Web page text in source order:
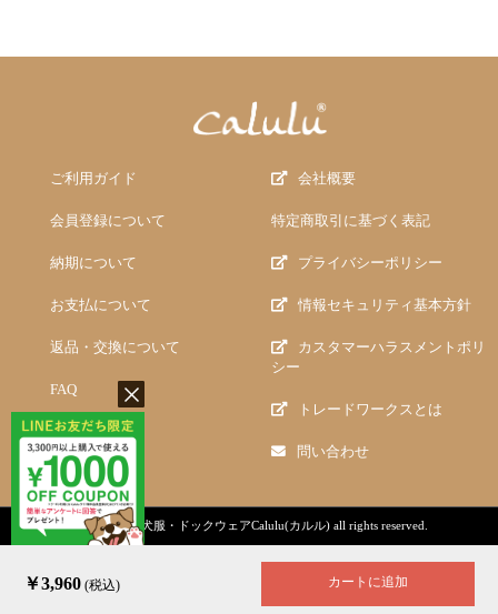
￥3,960(税込) カートに追加
ご利用ガイド
会員登録について
納期について
お支払について
返品・交換について
FAQ
会社概要
特定商取引に基づく表記
プライバシーポリシー
情報セキュリティ基本方針
カスタマーハラスメントポリ
シー
トレードワークスとは
問い合わせ
copyright (c)犬服・ドックウェアCalulu(カルル) all rights reserved.